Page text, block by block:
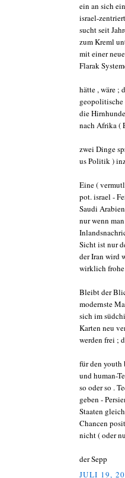
ein an sich
israel-
sucht seit
zum Kreml
mit einer
Flarak
hätte , wäre ;
geopolitische
die
nach Afrika (
zwei Dinge
us Politik )
Eine (
pot. israel -
Saudi
nur wenn
Sicht ist nur
der Iran wird
wirklich frohe
Bleibt der
modernste
sich im
Karten neu
werden frei ;
für den youth
und human-
so oder so .
geben -
Staaten
Chancen
nicht ( oder
der Sepp
JULI 19,